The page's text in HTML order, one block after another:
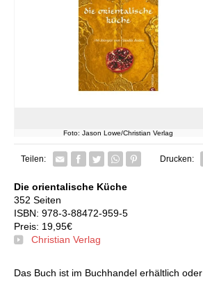
Foto: Jason Lowe/Christian Verlag
Teilen: Facebook
TwitterWhatsapp senden
Pin it Drucken:
Die orientalische Küche
352 Seiten
ISBN: 978-3-88472-959-5
Preis: 19,95€
Christian Verlag
Das Buch ist im Buchhandel erhältlich oder